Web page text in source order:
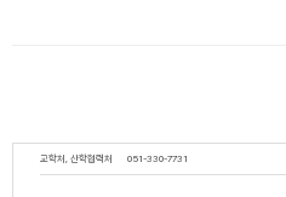
교학처, 산학협력처 051-330-7731